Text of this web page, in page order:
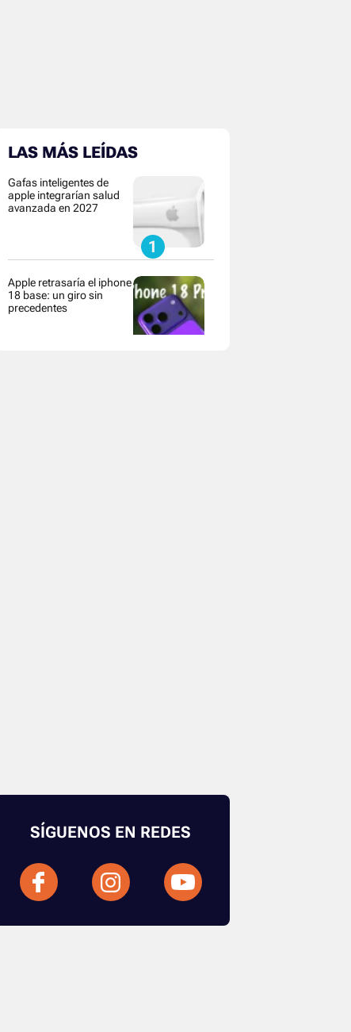
LAS MÁS LEÍDAS
Gafas inteligentes de
apple integrarían salud
avanzada en 2027
Apple retrasaría el iphone
18 base: un giro sin
precedentes
SÍGUENOS EN REDES